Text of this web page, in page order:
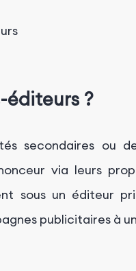
éditeurs ?
secondaires ou
via leurs
sous un éditeur
publicitaires à